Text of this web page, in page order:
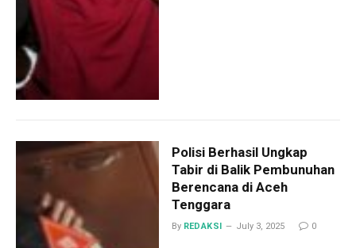
Polisi Berhasil Ungkap
Tabir di Balik Pembunuhan
Berencana di Aceh
Tenggara
By REDAKSI July 3, 2025 0